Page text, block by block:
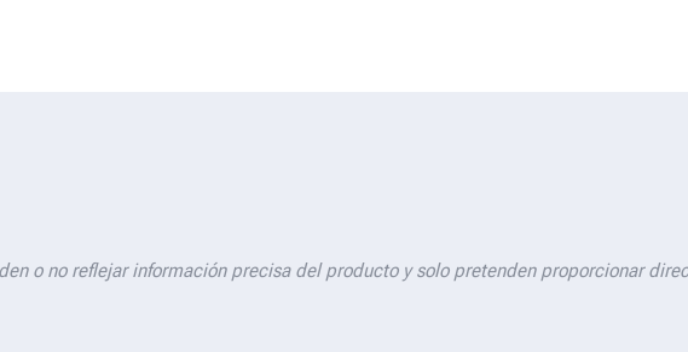
o no reflejar información precisa del producto y solo pretenden proporcionar